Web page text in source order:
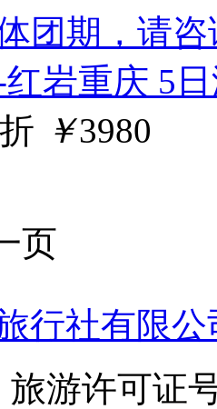
体团期，请
岩重庆 5
￥3980
页
行社有限
游许可证